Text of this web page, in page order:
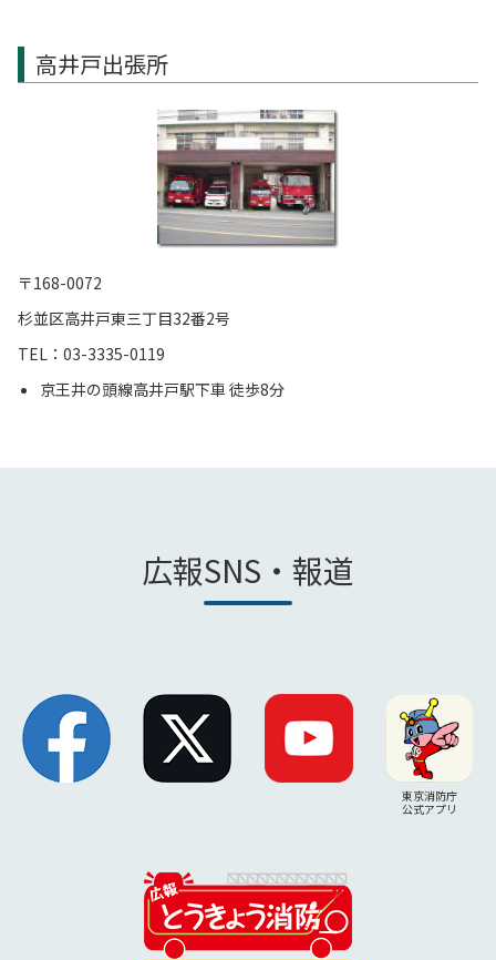
高井戸出張所
〒168-0072
杉並区高井戸東三丁目32番2号
TEL：03-3335-0119
京王井の頭線高井戸駅下車 徒歩8分
広報SNS・報道
東京消防庁
公式アプリ